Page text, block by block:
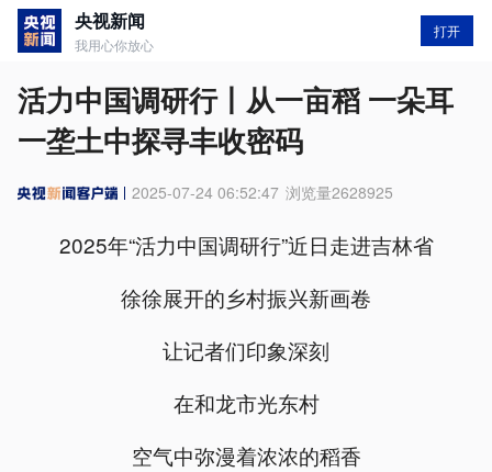
央视新闻
我用心你放心
打开
活力中国调研行丨从一亩稻 一朵耳
一垄土中探寻丰收密码
2025-07-24 06:52:47 浏览量2628925
2025年“活力中国调研行”近日走进吉林省
徐徐展开的乡村振兴新画卷
让记者们印象深刻
在和龙市光东村
空气中弥漫着浓浓的稻香